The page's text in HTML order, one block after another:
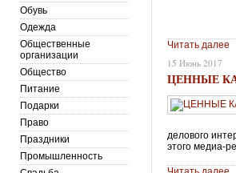
Читать далее
15 Июнь 2017
ЦЕННЫЕ
делового
этого медиа-
Обувь
Одежда
Общественные
организации
Общество
Питание
Подарки
Право
Праздники
Промышленность